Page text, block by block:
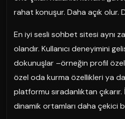
rahat konuşur. Daha açık olur.
En iyi sesli sohbet sitesi aynı
olandır. Kullanıcı deneyimini
dokunuşlar –örneğin profil
özel oda kurma özellikleri ya
platformu sıradanlıktan
dinamik ortamları daha çekici